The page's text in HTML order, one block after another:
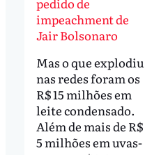
impeachment de
Jair Bolsonaro
Mas o que explodiu
nas redes foram os
R$ 15 milhões em
leite condensado.
Além de mais de R$
5 milhões em uvas-